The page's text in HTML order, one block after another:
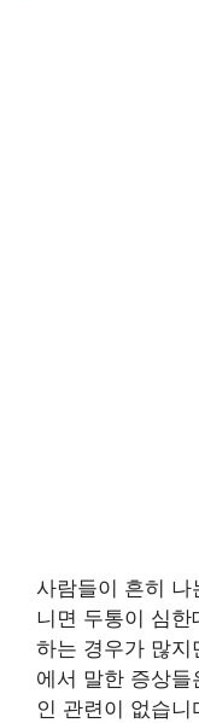
사람들이 흔히
니면 두통이 심
하는 경우가 많
에서 말한 증상
인 관련이 없습